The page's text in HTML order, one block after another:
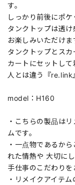
す。
しっかり前後にポケ
タンクトップは透
お楽しみいただけ
タンクトップとス
カートにセットし
人とは違う『re.link
model：H160
・こちらの製品は
ムです。
・一点物であるか
れた情熱や 大切に
手仕事のこだわりを
・リメイクアイテ